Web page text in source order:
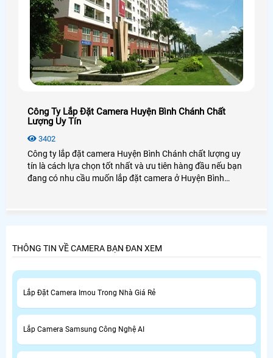
Công Ty Lắp Đặt Camera Huyện Bình Chánh Chất
Lượng Uy Tín
3402
Công ty lắp đặt camera Huyện Bình Chánh chất lượng uy
tín là cách lựa chọn tốt nhất và ưu tiên hàng đầu nếu bạn
đang có nhu cầu muốn lắp đặt camera ở Huyện Bình
THÔNG TIN VỀ CAMERA BẠN ĐAN XEM
Lắp Đặt Camera Imou Trong Nhà Giá Rẻ
Lắp Camera Samsung Công Nghệ AI